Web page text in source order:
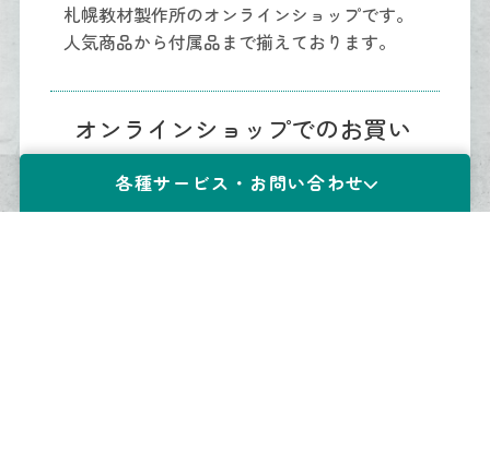
札幌教材製作所のオンラインショップです。
人気商品から付属品まで揃えております。
オンラインショップでのお買い
物はこちら
各種サービス・お問い合わせ